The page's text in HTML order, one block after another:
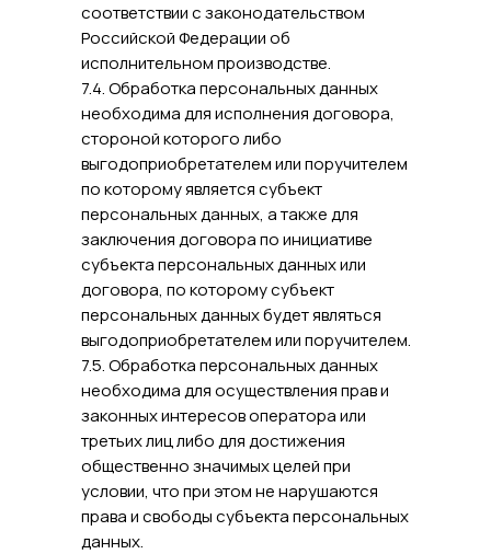
соответствии с законодательством
Российской Федерации об
исполнительном производстве.
7.4. Обработка персональных данных
необходима для исполнения договора,
стороной которого либо
выгодоприобретателем или поручителем
по которому является субъект
персональных данных, а также для
заключения договора по инициативе
субъекта персональных данных или
договора, по которому субъект
персональных данных будет являться
выгодоприобретателем или поручителем.
7.5. Обработка персональных данных
необходима для осуществления прав и
законных интересов оператора или
третьих лиц либо для достижения
общественно значимых целей при
условии, что при этом не нарушаются
права и свободы субъекта персональных
данных.